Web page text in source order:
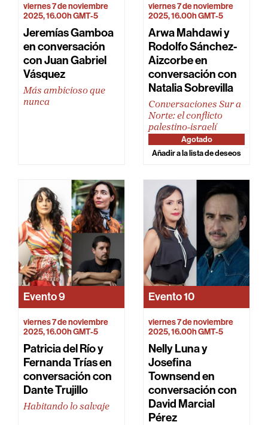
viernes 7 de noviembre
2025, 16.00h GMT-5
Jeremías Gamboa
en conversación
con Juan Gabriel
Vásquez
Más ambicioso que
nunca
viernes 7 de noviembre
2025, 16.00h GMT-5
Arwa Mahdawi y
Rodolfo Sánchez-
Aizcorbe en
conversación con
Natalia Sobrevilla
Conversaciones Sur a
Norte: el conflicto
palestino-israelí
Agotado
Añadir a la lista de deseos
Evento9
viernes 7 de noviembre
2025, 16.00h GMT-5
Patricia del Río y
Fernanda Trías en
conversación con
Dante Trujillo
Habitando lo salvaje
Evento10
viernes 7 de noviembre
2025, 16.00h GMT-5
Nelly Luna y
Josefina
Townsend en
conversación con
David Marcial
Pérez